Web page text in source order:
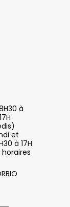
à
et
à 17H